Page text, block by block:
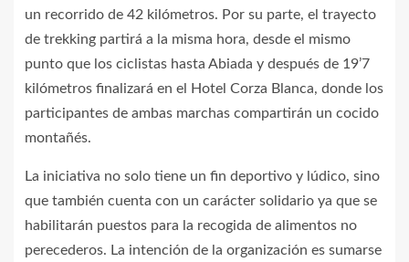
un recorrido de 42 kilómetros. Por su parte, el trayecto
de trekking partirá a la misma hora, desde el mismo
punto que los ciclistas hasta Abiada y después de 19’7
kilómetros finalizará en el Hotel Corza Blanca, donde los
participantes de ambas marchas compartirán un cocido
montañés.
La iniciativa no solo tiene un fin deportivo y lúdico, sino
que también cuenta con un carácter solidario ya que se
habilitarán puestos para la recogida de alimentos no
perecederos. La intención de la organización es sumarse